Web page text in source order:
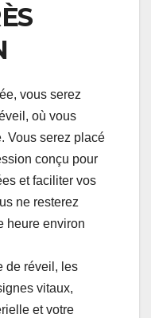
vous serez
où vous
Vous serez placé
conçu pour
et faciliter vos
ne resterez
heure environ
de réveil, les
vitaux,
et votre